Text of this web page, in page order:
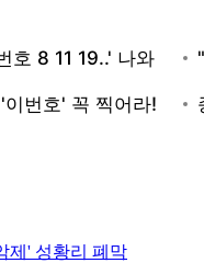
제' 성황리 폐막